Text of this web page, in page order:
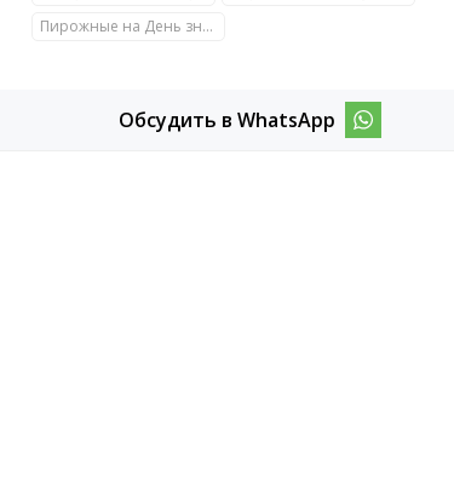
Пирожные на День знаний
Обсудить в WhatsApp